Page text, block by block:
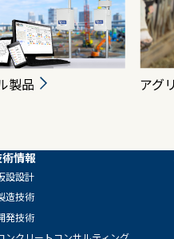
製品 アグ
情報
設設計
造技術
発技術